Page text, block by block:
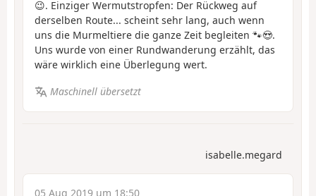
😉. Einziger Wermutstropfen: Der Rückweg auf
derselben Route... scheint sehr lang, auch wenn
uns die Murmeltiere die ganze Zeit begleiten 🐾😍.
Uns wurde von einer Rundwanderung erzählt, das
wäre wirklich eine Überlegung wert.
Maschinell übersetzt
isabelle.megard
05 Aug 2019 um 18:50